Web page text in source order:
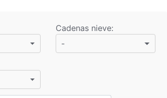
Cadenas nieve:
-